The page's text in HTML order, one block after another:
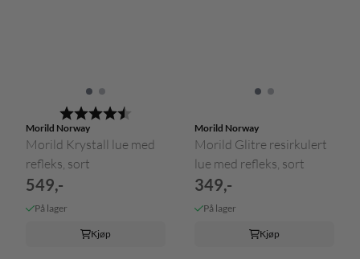
Karakter:
Morild Norway
Morild Krystall lue med
refleks, sort
549,-
På lager
Kjøp
Morild Norway
Morild Glitre resirkulert
lue med refleks, sort
349,-
På lager
Kjøp